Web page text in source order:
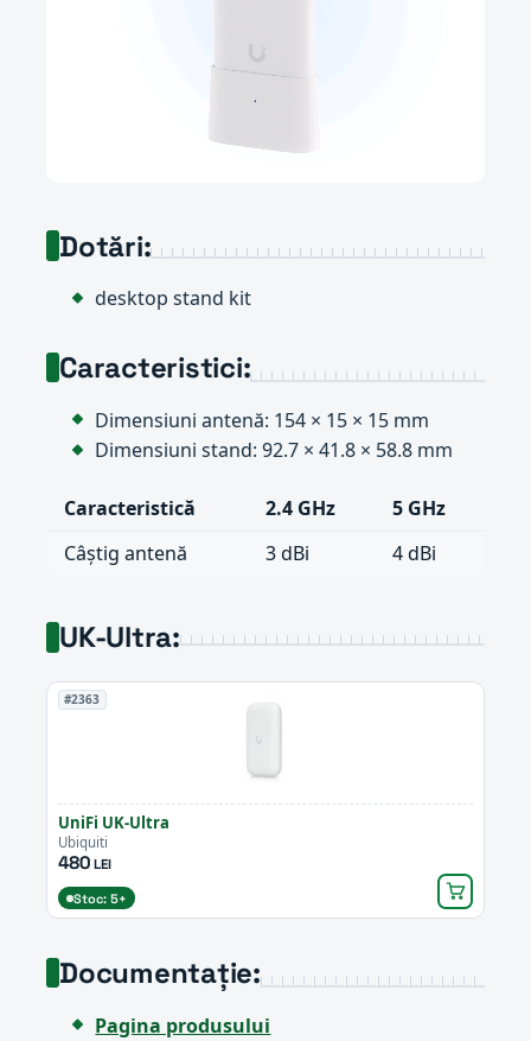
Dotări:
desktop stand kit
Caracteristici:
Dimensiuni antenă: 154 × 15 × 15 mm
Dimensiuni stand: 92.7 × 41.8 × 58.8 mm
Caracteristică 2.4 GHz
5 GHz
Câștig antenă
3 dBi 4 dBi
UK-Ultra:
#2363
UniFi UK-Ultra
Ubiquiti
480LEI
Stoc: 5+
Documentație:
Pagina produsului